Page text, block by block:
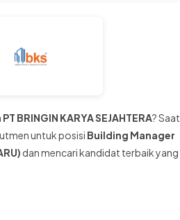
PT BRINGIN KARYA SEJAHTERA? Saat
untuk posisi Building Manager
dan mencari kandidat terbaik yang